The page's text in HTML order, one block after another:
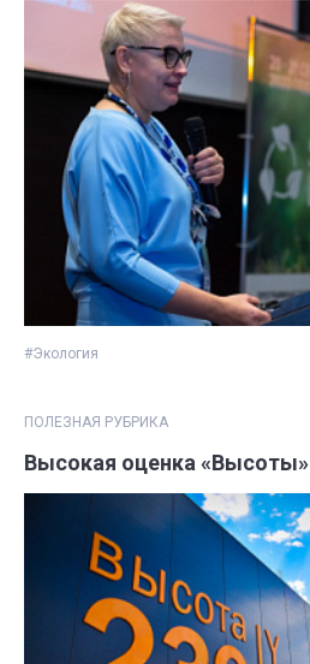
#Экология
ПОЛЕЗНАЯ РУБРИКА
Высокая оценка «Высоты»